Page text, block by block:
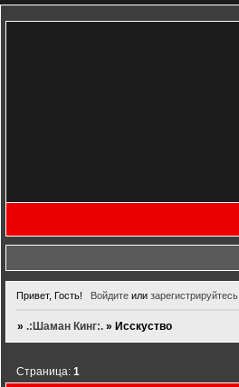
Привет, Гость! Войдитеили зарегистрируйтесь.
».:Шаман Кинг:. » Исскуство
Страница:1